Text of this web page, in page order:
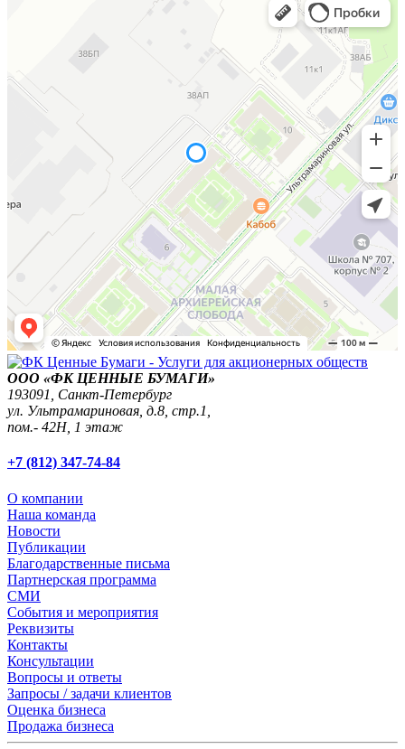
ООО «ФК ЦЕННЫЕ БУМАГИ»
193091, Санкт-Петербург
ул. Ультрамариновая, д.8, стр.1,
пом.- 42Н, 1 этаж
+7 (812) 347-74-84
О компании
Наша команда
Новости
Публикации
Благодарственные письма
Партнерская программа
СМИ
События и мероприятия
Реквизиты
Контакты
Консультации
Вопросы и ответы
Запросы / задачи клиентов
Оценка бизнеса
Продажа бизнеса